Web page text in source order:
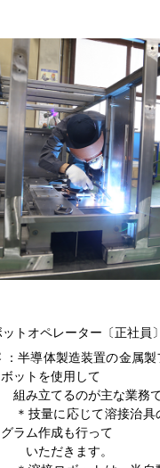
トオペレーター〔正社員
導体製造装置の金属製
ットを使用して
のが主な業務で
じて溶接治具の考
ラム作成も行って
ます。